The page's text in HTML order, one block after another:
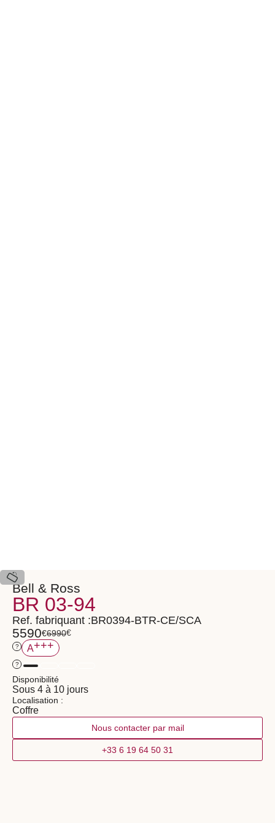
Bell & Ross
BR 03-94
Ref. fabriquant :BR0394-BTR-CE/SCA
5590€6990€
Nous contacter par mail
+33 6 19 64 50 31
? A+++
?
Disponibilité
Sous 4 à 10 jours
Localisation :
Coffre